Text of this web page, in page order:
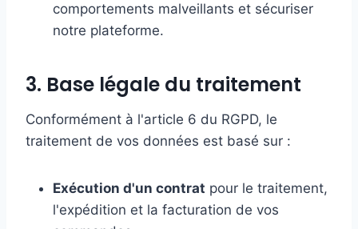
comportements malveillants et sécuriser
notre plateforme.
3. Base légale du traitement
Conformément à l'article 6 du RGPD, le
traitement de vos données est basé sur :
Exécution d'un contrat pour le traitement,
l'expédition et la facturation de vos